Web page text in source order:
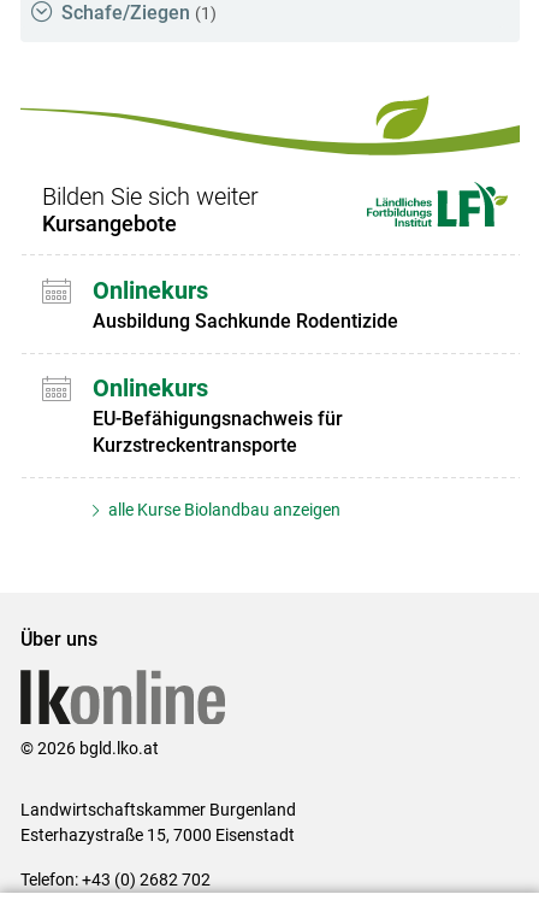
Schafe/Ziegen (1)
Bilden Sie sich weiter
Kursangebote
Onlinekurs
Ausbildung Sachkunde Rodentizide
Onlinekurs
EU-Befähigungsnachweis für
Kurzstreckentransporte
alle Kurse Biolandbau anzeigen
Über uns
© 2026 bgld.lko.at
Landwirtschaftskammer Burgenland
Esterhazystraße 15, 7000 Eisenstadt
Telefon: +43 (0) 2682 702